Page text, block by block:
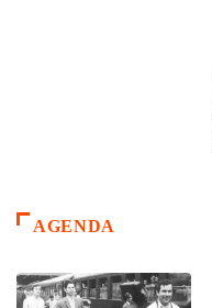
AGENDA